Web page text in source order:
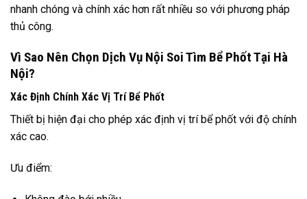
nhanh chóng và chính xác hơn rất nhiều so với phương pháp
thủ công.
Vì Sao Nên Chọn Dịch Vụ Nội Soi Tìm Bể Phốt Tại Hà
Nội?
Xác Định Chính Xác Vị Trí Bể Phốt
Thiết bị hiện đại cho phép xác định vị trí bể phốt với độ chính
xác cao.
Ưu điểm: